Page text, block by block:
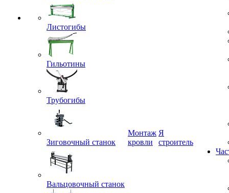
Листогибы
Гильотины
Трубогибы
Зиговочный станок
Вальцовочный станок
Монтаж
кровли
Я
строитель